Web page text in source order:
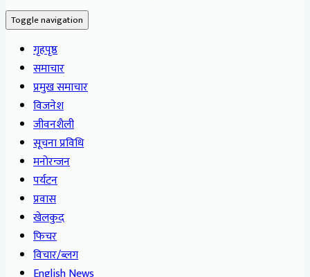
Toggle navigation
गृहपृष्ठ
समाचार
प्रमुख समाचार
विजनेश
जीवनशैली
सूचना प्रविधि
मनोरन्जन
पर्यटन
प्रवास
खेलकुद
फिचर
विचार/ब्लग